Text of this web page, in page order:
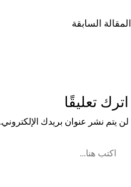
المقالة السابقة
اترك تعليقًا
لن يتم نشر عنوان بريدك الإلكتروني.